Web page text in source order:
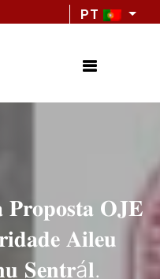
PT
𝐎𝐉𝐄
𝐀𝐢𝐥𝐞𝐮
𝐒𝐞𝐧𝐭𝐫á𝐥.